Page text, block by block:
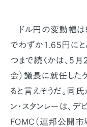
ドル円の変動幅
でわずか1.65円にと
つまで続くかは、5
会）議長に就任した
ると言えそうだ。同
ン・スタンレーは、
FOMC（連邦公開市